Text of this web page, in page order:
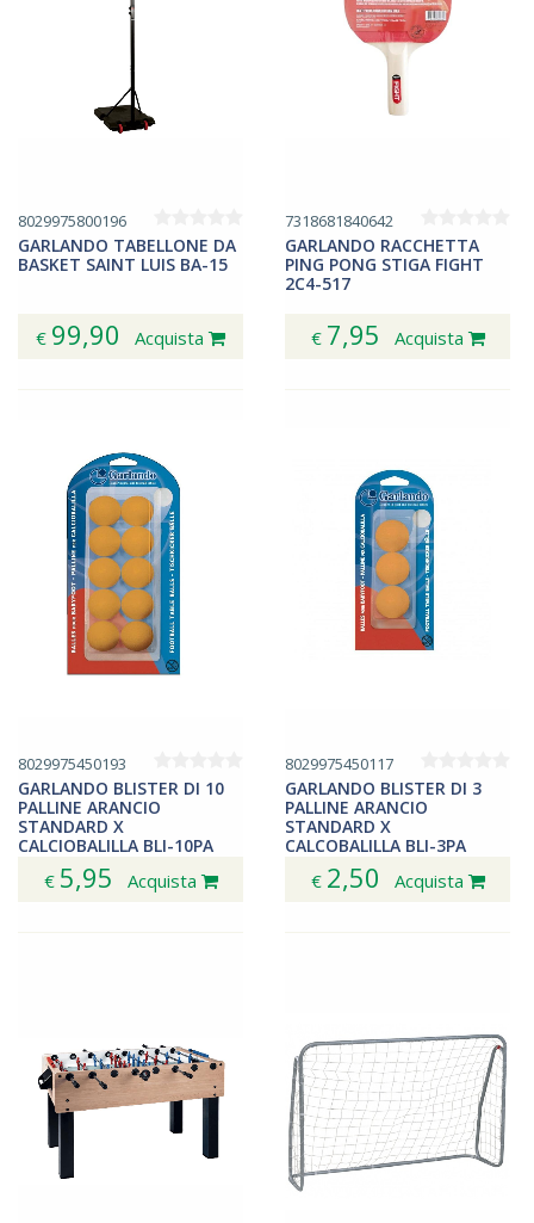
8029975800196
GARLANDO TABELLONE DA
BASKET SAINT LUIS BA-15
€ 99,90 Acquista
7318681840642
GARLANDO RACCHETTA
PING PONG STIGA FIGHT
2C4-517
€ 7,95 Acquista
8029975450193
GARLANDO BLISTER DI 10
PALLINE ARANCIO
STANDARD X
CALCIOBALILLA BLI-10PA
€ 5,95 Acquista
8029975450117
GARLANDO BLISTER DI 3
PALLINE ARANCIO
STANDARD X
CALCOBALILLA BLI-3PA
€ 2,50 Acquista